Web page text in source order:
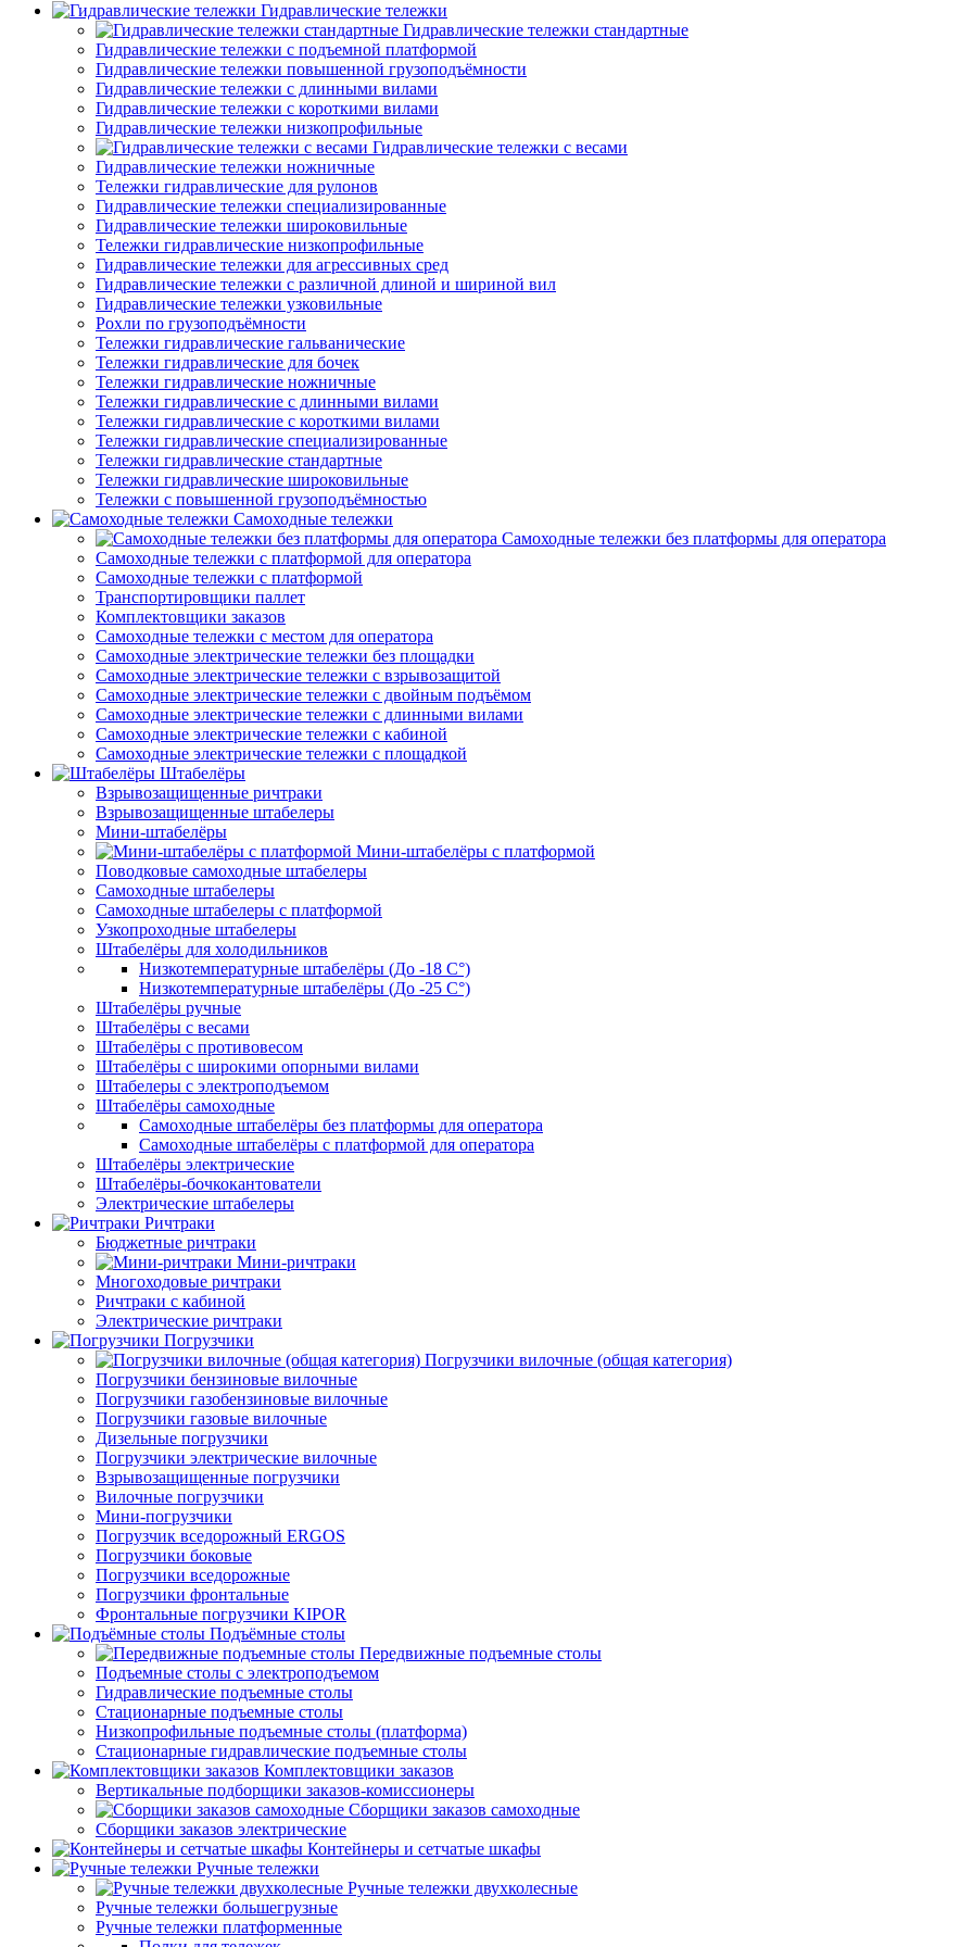
Гидравлические тележки
Гидравлические тележки стандартные
Гидравлические тележки с подъемной платформой
Гидравлические тележки повышенной грузоподъёмности
Гидравлические тележки с длинными вилами
Гидравлические тележки с короткими вилами
Гидравлические тележки низкопрофильные
Гидравлические тележки с весами
Гидравлические тележки ножничные
Тележки гидравлические для рулонов
Гидравлические тележки специализированные
Гидравлические тележки широковильные
Тележки гидравлические низкопрофильные
Гидравлические тележки для агрессивных сред
Гидравлические тележки с различной длиной и шириной вил
Гидравлические тележки узковильные
Рохли по грузоподъёмности
Тележки гидравлические гальванические
Тележки гидравлические для бочек
Тележки гидравлические ножничные
Тележки гидравлические с длинными вилами
Тележки гидравлические с короткими вилами
Тележки гидравлические специализированные
Тележки гидравлические стандартные
Тележки гидравлические широковильные
Тележки с повышенной грузоподъёмностью
Самоходные тележки
Самоходные тележки без платформы для оператора
Самоходные тележки с платформой для оператора
Самоходные тележки с платформой
Транспортировщики паллет
Комплектовщики заказов
Самоходные тележки с местом для оператора
Самоходные электрические тележки без площадки
Самоходные электрические тележки с взрывозащитой
Самоходные электрические тележки с двойным подъёмом
Самоходные электрические тележки с длинными вилами
Самоходные электрические тележки с кабиной
Самоходные электрические тележки с площадкой
Штабелёры
Взрывозащищенные ричтраки
Взрывозащищенные штабелеры
Мини-штабелёры
Мини-штабелёры с платформой
Поводковые самоходные штабелеры
Самоходные штабелеры
Самоходные штабелеры с платформой
Узкопроходные штабелеры
Штабелёры для холодильников
Низкотемпературные штабелёры (До -18 C°)
Низкотемпературные штабелёры (До -25 C°)
Штабелёры ручные
Штабелёры с весами
Штабелёры с противовесом
Штабелёры с широкими опорными вилами
Штабелеры с электроподъемом
Штабелёры самоходные
Самоходные штабелёры без платформы для оператора
Самоходные штабелёры с платформой для оператора
Штабелёры электрические
Штабелёры-бочкокантователи
Электрические штабелеры
Ричтраки
Бюджетные ричтраки
Мини-ричтраки
Многоходовые ричтраки
Ричтраки с кабиной
Электрические ричтраки
Погрузчики
Погрузчики вилочные (общая категория)
Погрузчики бензиновые вилочные
Погрузчики газобензиновые вилочные
Погрузчики газовые вилочные
Дизельные погрузчики
Погрузчики электрические вилочные
Взрывозащищенные погрузчики
Вилочные погрузчики
Мини-погрузчики
Погрузчик вседорожный ERGOS
Погрузчики боковые
Погрузчики вседорожные
Погрузчики фронтальные
Фронтальные погрузчики KIPOR
Подъёмные столы
Передвижные подъемные столы
Подъемные столы с электроподъемом
Гидравлические подъемные столы
Стационарные подъемные столы
Низкопрофильные подъемные столы (платформа)
Стационарные гидравлические подъемные столы
Комплектовщики заказов
Вертикальные подборщики заказов-комиссионеры
Сборщики заказов самоходные
Сборщики заказов электрические
Контейнеры и сетчатые шкафы
Ручные тележки
Ручные тележки двухколесные
Ручные тележки большегрузные
Ручные тележки платформенные